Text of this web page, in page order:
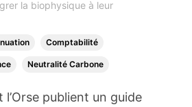
la biophysique à leur
Comptabilité
Neutralité Carbone
l’Orse publient un guide